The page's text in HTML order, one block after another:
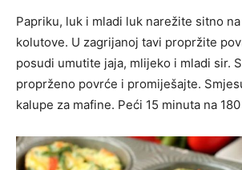
Papriku, luk i mladi luk narežite sitno
kolutove. U zagrijanoj tavi propržite
posudi umutite jaja, mlijeko i mladi sir.
proprženo povrće i promiješajte.
kalupe za mafine. Peći 15 minuta na